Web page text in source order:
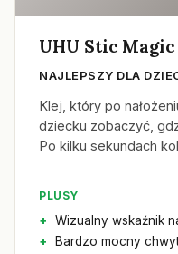
UHU Stic Magic
NAJLEPSZY DLA
Klej, który po
dziecku zobaczyć,
Po kilku sekundach
PLUSY
Wizualny wskaźnik
Bardzo mocny